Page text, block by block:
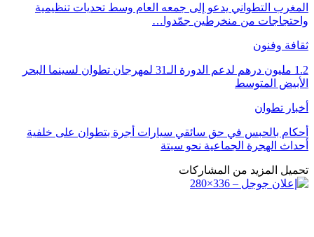
المغرب التطواني يدعو إلى جمعه العام وسط تحديات تنظيمية
واحتجاجات من منخرطين جمّدوا…
ثقافة وفنون
1.2 مليون درهم لدعم الدورة الـ31 لمهرجان تطوان لسينما البحر
الأبيض المتوسط
أخبار تطوان
أحكام بالحبس في حق سائقي سيارات أجرة بتطوان على خلفية
أحداث الهجرة الجماعية نحو سبتة
تحميل المزيد من المشاركات